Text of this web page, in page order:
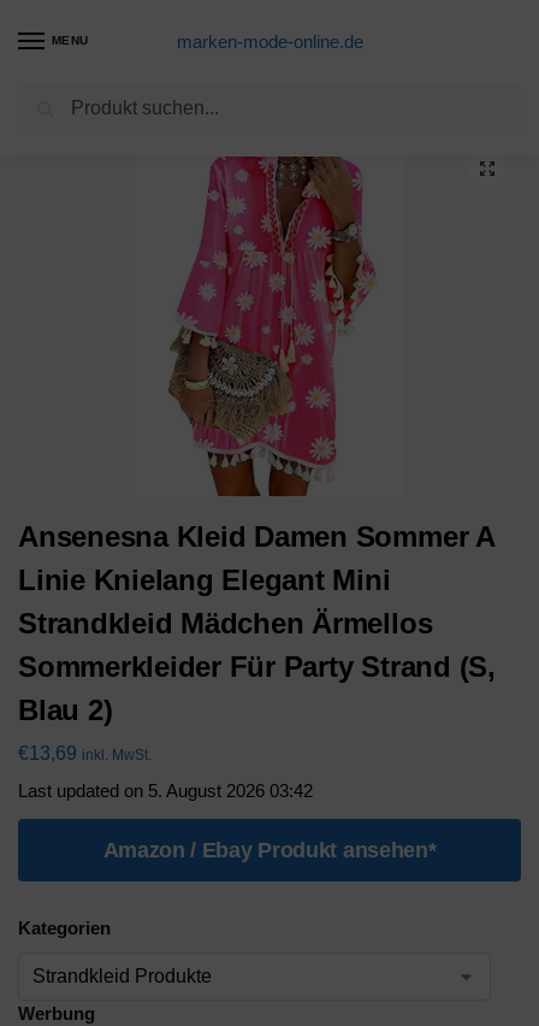
MENU marken-mode-online.de
Strandkleid Produkte
Ansenesna Kleid Damen Sommer A
Linie Knielang Elegant Mini
Strandkleid Mädchen Ärmellos
Sommerkleider Für Party Strand (S,
Blau 2)
€13,69 inkl. MwSt.
Last updated on 5. August 2026 03:42
Amazon / Ebay Produkt ansehen*
Kategorien
Werbung